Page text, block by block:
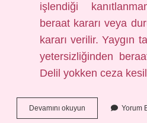
işlendiği
beraat kararı veya
kararı verilir. Yaygın
yetersizliğinden
Delil yokken ceza
Devamını okuyun
Delil
Yorum